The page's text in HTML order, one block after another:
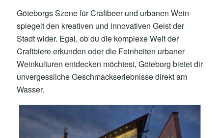
Göteborgs Szene für Craftbeer und urbanen Wein
spiegelt den kreativen und innovativen Geist der
Stadt wider. Egal, ob du die komplexe Welt der
Craftbiere erkunden oder die Feinheiten urbaner
Weinkulturen entdecken möchtest, Göteborg bietet dir
unvergessliche Geschmackserlebnisse direkt am
Wasser.